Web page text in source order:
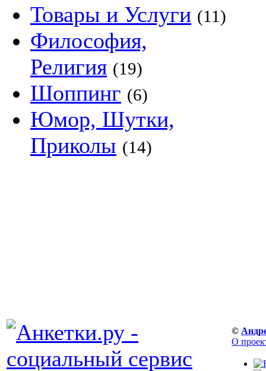
Товары и Услуги (11)
Философия,
Религия (19)
Шоппинг (6)
Юмор, Шутки,
Приколы (14)
©
О